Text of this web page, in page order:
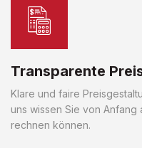
Transparente
Klare und faire
uns wissen Sie von Anfang
rechnen können.